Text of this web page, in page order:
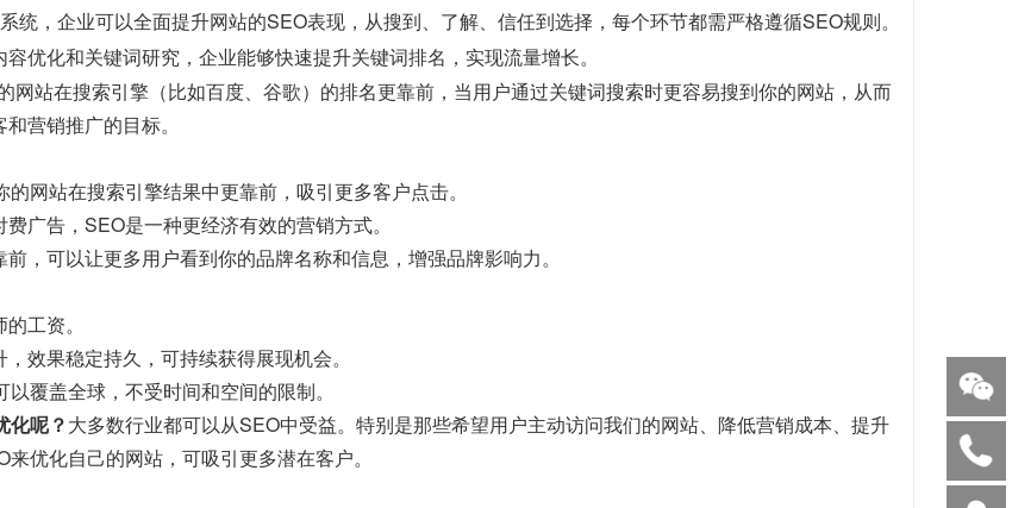
统，企业可以全面提升网站的SEO表现，从搜到、了解、信任到选择，每个环节都需严格遵循SEO规则。
优化和关键词研究，企业能够快速提升关键词排名，实现流量增长。
网站在搜索引擎（比如百度、谷歌）的排名更靠前，当用户通过关键词搜索时更容易搜到你的网站，从而
营销推广的目标。
的网站在搜索引擎结果中更靠前，吸引更多客户点击。
费广告，SEO是一种更经济有效的营销方式。
前，可以让更多用户看到你的品牌名称和信息，增强品牌影响力。
工资。
效果稳定持久，可持续获得展现机会。
覆盖全球，不受时间和空间的限制。
化呢？大多数行业都可以从SEO中受益。特别是那些希望用户主动访问我们的网站、降低营销成本、提升
优化自己的网站，可吸引更多潜在客户。